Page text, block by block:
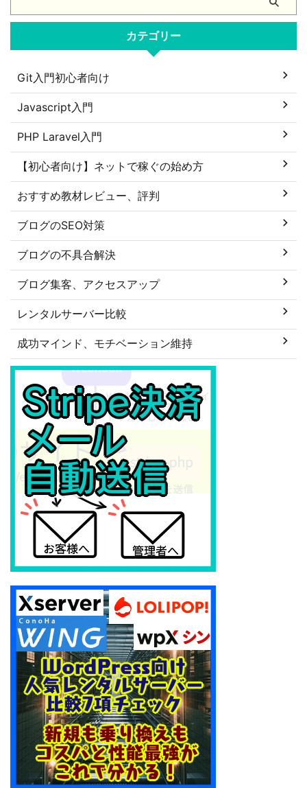
カテゴリー
Git入門初心者向け
Javascript入門
PHP Laravel入門
【初心者向け】ネットで稼ぐの始め方
おすすめ教材レビュー、評判
ブログのSEO対策
ブログの不具合解決
ブログ集客、アクセスアップ
レンタルサーバー比較
成功マインド、モチベーション維持